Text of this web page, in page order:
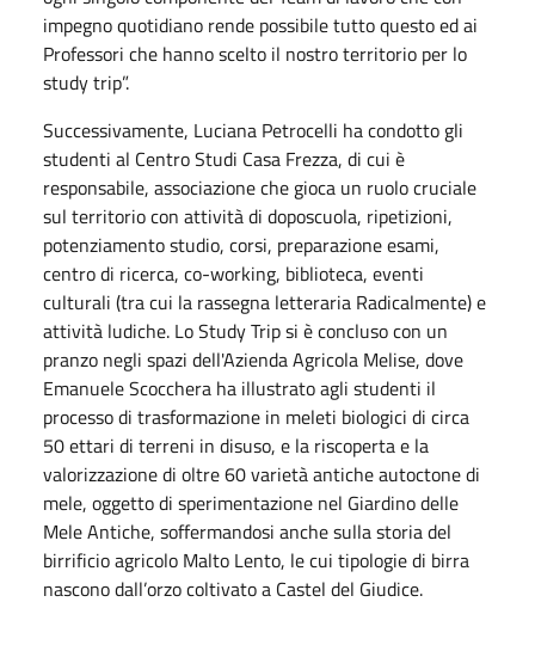
impegno quotidiano rende possibile tutto questo ed ai
Professori che hanno scelto il nostro territorio per lo
study trip”.
Successivamente, Luciana Petrocelli ha condotto gli
studenti al Centro Studi Casa Frezza, di cui è
responsabile, associazione che gioca un ruolo cruciale
sul territorio con attività di doposcuola, ripetizioni,
potenziamento studio, corsi, preparazione esami,
centro di ricerca, co-working, biblioteca, eventi
culturali (tra cui la rassegna letteraria Radicalmente) e
attività ludiche. Lo Study Trip si è concluso con un
pranzo negli spazi dell'Azienda Agricola Melise, dove
Emanuele Scocchera ha illustrato agli studenti il
processo di trasformazione in meleti biologici di circa
50 ettari di terreni in disuso, e la riscoperta e la
valorizzazione di oltre 60 varietà antiche autoctone di
mele, oggetto di sperimentazione nel Giardino delle
Mele Antiche, soffermandosi anche sulla storia del
birrificio agricolo Malto Lento, le cui tipologie di birra
nascono dall’orzo coltivato a Castel del Giudice.